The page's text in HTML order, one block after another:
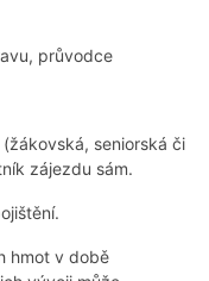
průvodce
seniorská či
zájezdu sám.
hmot v době